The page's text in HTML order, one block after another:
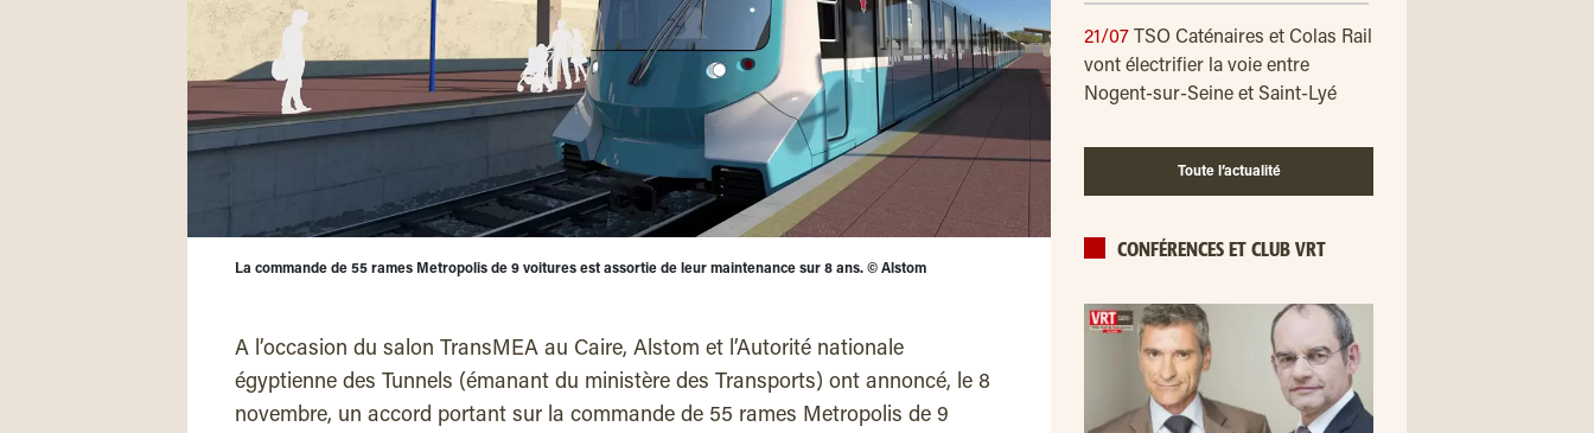
La commande de 55 rames Metropolis de 9 voitures est assortie de leur maintenance sur 8 ans. © Alstom
A l’occasion du salon TransMEA au Caire, Alstom et l’Autorité nationale
égyptienne des Tunnels (émanant du ministère des Transports) ont annoncé, le 8
novembre, un accord portant sur la commande de 55 rames Metropolis de 9
21/07
TSO Caténaires et Colas Rail
vont électrifier la voie entre
Nogent-sur-Seine et Saint-Lyé
Toute l’actualité
CONFÉRENCES ET CLUB VRT